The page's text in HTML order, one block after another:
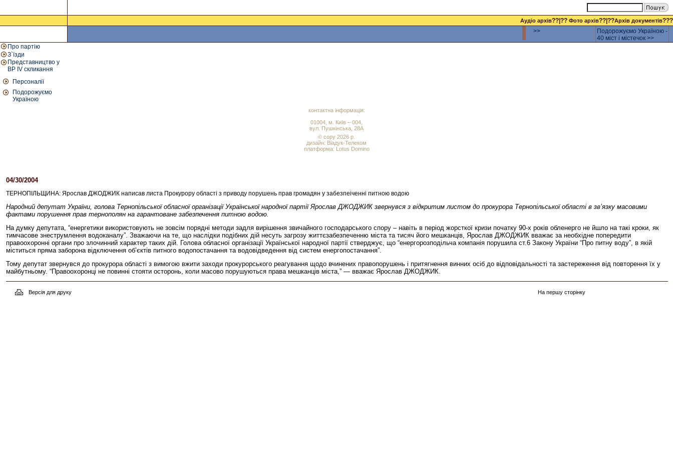
Аудіо архів??|?? Фото архів??|??Архів документів???
>>
Подорожуємо Україною -
40 міст і містечок >>
Про партію
З`їзди
Представництво у
ВР IV скликання
Персоналії
Подорожуємо
Україною
контактна інформація:
01004, м. Київ – 004,
вул. Пушкінська, 28А
© copy 2026 р.
дизайн: Віадук-Телеком
платформа: Lotus Domino
04/30/200402:57 PM
ТЕРНОПІЛЬЩИНА: Ярослав ДЖОДЖИК написав листа Прокурору області з приводу порушень прав громадян у забезпеіченні питною водою
Народний депутат України, голова Тернопільської обласної організації Української народної партії Ярослав ДЖОДЖИК звернувся з відкритим листом до прокурора Тернопільської області в зв’язку масовими
фактами порушення прав тернополян на гарантоване забезпечення питною водою.
На думку депутата, “енергетики використовують не зовсім порядні методи задля вирішення звичайного господарського спору – навіть в період жорсткої кризи початку 90-х років обленерго не йшло на такі кроки, як
тимчасове знеструмлення водоканалу”. Зважаючи на те, що наслідки подібних дій несуть загрозу життєзабезпеченню міста та тисяч його мешканців, Ярослав ДЖОДЖИК вважає за необхідне попередити
правоохоронні органи про злочинний характер таких дій. Голова обласної організації Української народної партії стверджує, що “енергорозподільча компанія порушила ст.6 Закону України “Про питну воду”, в якій
міститься пряма заборона відключення об’єктів питного водопостачання та водовідведення від систем енергопостачання”.
Тому депутат звернувся до прокурора області з вимогою вжити заходи прокурорського реагування щодо вчинених правопорушень і притягнення винних осіб до відповідальності та застереження від повторення їх у
майбутньому. “Правоохоронці не повинні стояти осторонь, коли масово порушуються права мешканців міста,” — вважає Ярослав ДЖОДЖИК.
Версія для друку На першу сторінку